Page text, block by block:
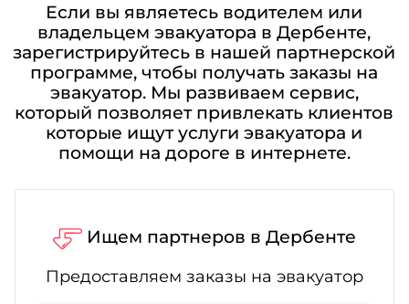
Если вы являетесь водителем или
владельцем эвакуатора в Дербенте,
зарегистрируйтесь в нашей партнерской
программе, чтобы получать заказы на
эвакуатор. Мы развиваем сервис,
который позволяет привлекать клиентов
которые ищут услуги эвакуатора и
помощи на дороге в интернете.
Ищем партнеров в Дербенте
Предоставляем заказы на эвакуатор